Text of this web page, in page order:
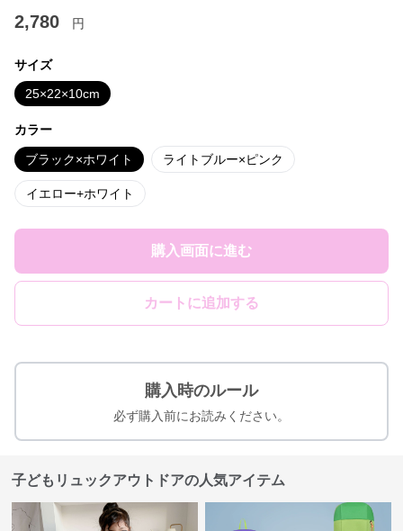
2,780 円
サイズ
25×22×10cm
カラー
ブラック×ホワイト ライトブルー×ピンク
イエロー+ホワイト
購入画面に進む
カートに追加する
購入時のルール
必ず購入前にお読みください。
子どもリュックアウトドアの人気アイテム